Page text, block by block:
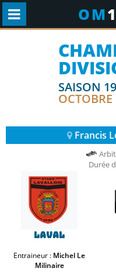
OM
SAISON
Francis
Durée
Laval
Entraineur : Michel Le
Milinaire